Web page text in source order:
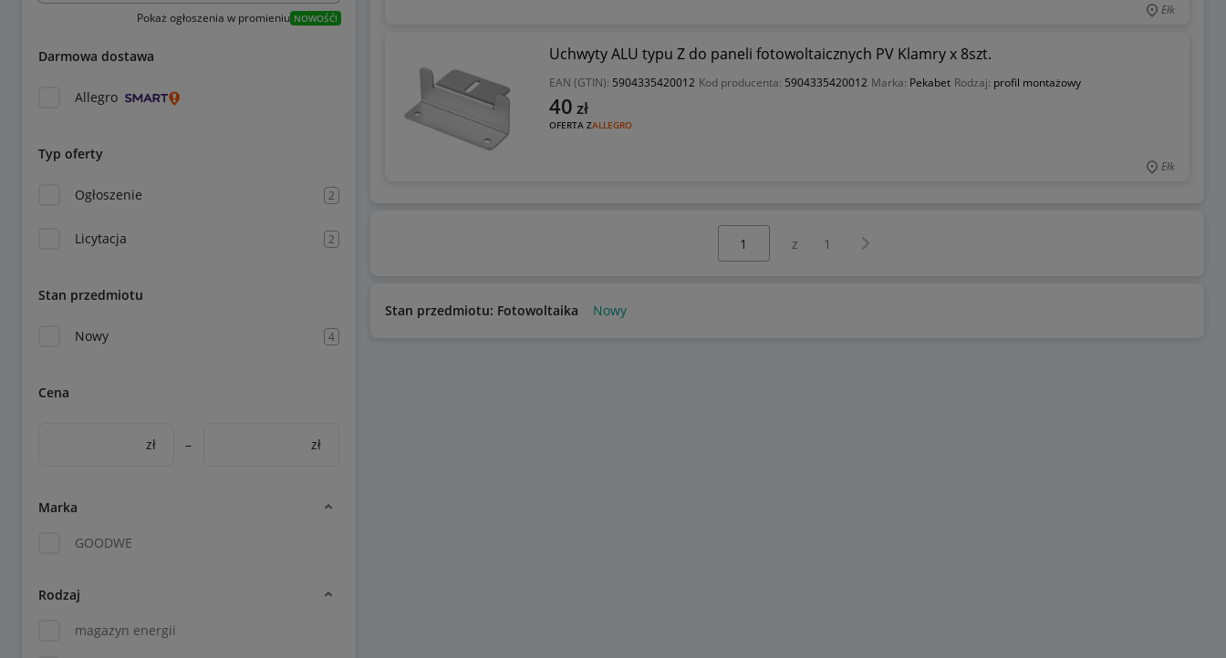
Pokaż ogłoszenia w promieniu NOWOŚĆ!
Darmowa dostawa
Allegro
Typ oferty
Ogłoszenie 2
Licytacja 2
Stan przedmiotu
Nowy 4
Cena
zł – zł
Marka
GOODWE
Rodzaj
magazyn energii
Ełk
Uchwyty ALU typu Z do paneli fotowoltaicznych PV Klamry x 8szt.
EAN (GTIN): 5904335420012 Kod producenta: 5904335420012 Marka: Pekabet Rodzaj: profil montażowy
OFERTA ZALLEGRO
40 zł
Ełk
z 1 Następna strona
Stan przedmiotu: Fotowoltaika Nowy